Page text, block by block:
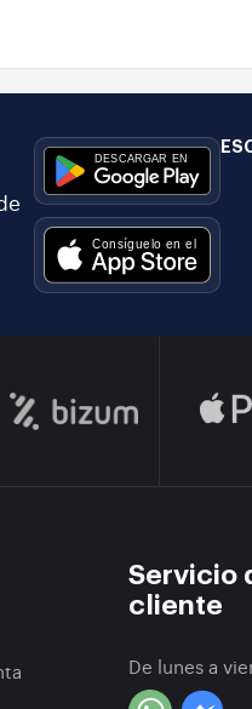
Servicio
cliente
De lunes a